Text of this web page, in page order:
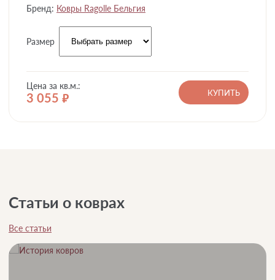
Бренд: Ковры Ragolle Бельгия
Размер
Цена за кв.м.:
3 055 руб.
КУПИТЬ
Статьи о коврах
Все статьи